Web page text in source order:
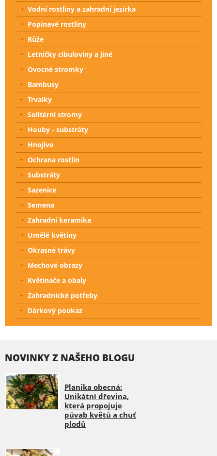
Vodní rostliny a zahradní jezírka
Popínavé rostliny
Růže
Letničky cibuloviny a jiné
Ovocné stromky
Bambusy
Trvalky
Solitérní stromy
Houby - substráty
Hnojivo
Ochrana rostlin
Substráty
Sazenice
Semena
Zahradní keramika
Umělé květiny
Okrasné trávy
Mechové obrazy
Květináče a obaly
Zahradnické potřeby
Dárkový poukaz
NOVINKY Z NAŠEHO BLOGU
Planika obecná:
Unikátní dřevina,
která propojuje
půvab květů a chuť
plodů